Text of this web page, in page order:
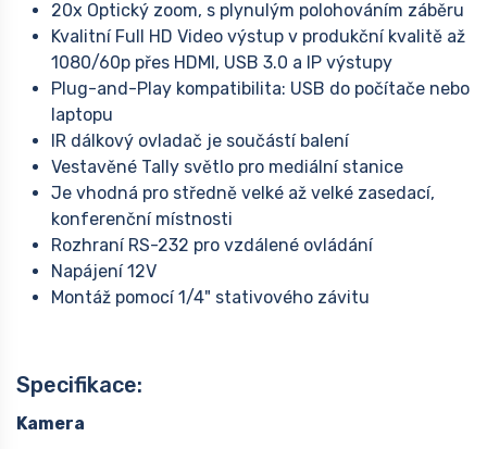
20x Optický zoom, s plynulým polohováním záběru
Kvalitní Full HD Video výstup v produkční kvalitě až
1080/60p přes HDMI, USB 3.0 a IP výstupy
Plug-and-Play kompatibilita: USB do počítače nebo
laptopu
IR dálkový ovladač je součástí balení
Vestavěné Tally světlo pro mediální stanice
Je vhodná pro středně velké až velké zasedací,
konferenční místnosti
Rozhraní RS-232 pro vzdálené ovládání
Napájení 12V
Montáž pomocí 1/4" stativového závitu
Specifikace:
Kamera